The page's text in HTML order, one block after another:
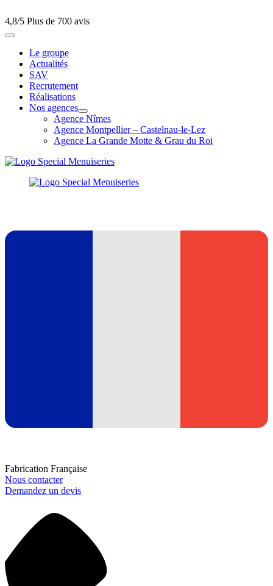
4,8/5 Plus de 700 avis
Le groupe
Actualités
SAV
Recrutement
Réalisations
Nos agences
Agence Nîmes
Agence Montpellier – Castelnau-le-Lez
Agence La Grande Motte & Grau du Roi
Fabrication Française
Nous contacter
Demandez un devis